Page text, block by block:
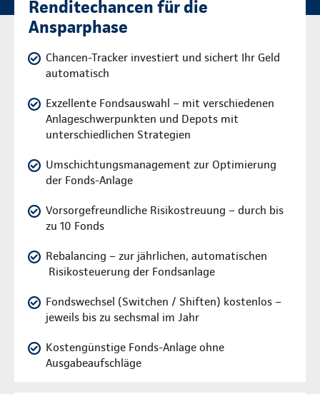
Renditechancen für die
Ansparphase
Chancen-Tracker investiert und sichert Ihr Geld
automatisch
Exzellente Fondsauswahl – mit verschiedenen
Anlageschwerpunkten und Depots mit
unterschiedlichen Strategien
Umschichtungsmanagement zur Optimierung
der Fonds-Anlage
Vorsorgefreundliche Risikostreuung – durch bis
zu 10 Fonds
Rebalancing – zur jährlichen, automatischen
Risikosteuerung der Fondsanlage
Fondswechsel (Switchen / Shiften) kostenlos –
jeweils bis zu sechsmal im Jahr
Kostengünstige Fonds-Anlage ohne
Ausgabeaufschläge